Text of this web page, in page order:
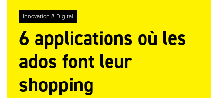
Innovation & Digital
6 applications où les
ados font leur
shopping